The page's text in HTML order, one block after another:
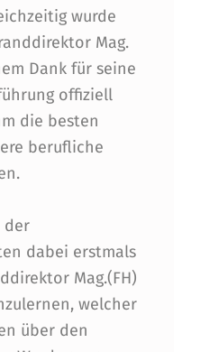
wurde
Mag.
Dank für seine
offiziell
die besten
berufliche
der
dabei erstmals
Mag.(FH)
welcher
über den